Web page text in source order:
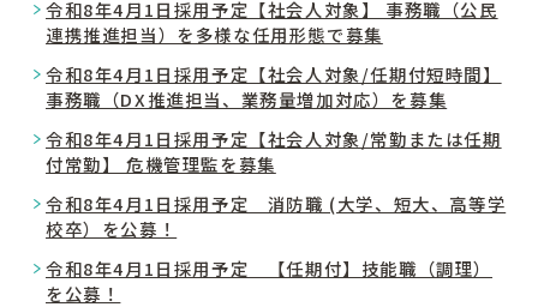
令和8年4月1日採用予定【社会人対象】 事務職（公民
連携推進担当）を多様な任用形態で募集
令和8年4月1日採用予定【社会人対象/任期付短時間】
事務職（DX推進担当、業務量増加対応）を募集
令和8年4月1日採用予定【社会人対象/常勤または任期
付常勤】 危機管理監を募集
令和8年4月1日採用予定 消防職 (大学、短大、高等学
校卒）を公募！
令和8年4月1日採用予定 【任期付】技能職（調理）
を公募！